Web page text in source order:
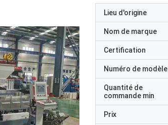
Lieu d'origine
Nom de marque
Certification
Numéro de modèle
Quantité de
commande min
Prix